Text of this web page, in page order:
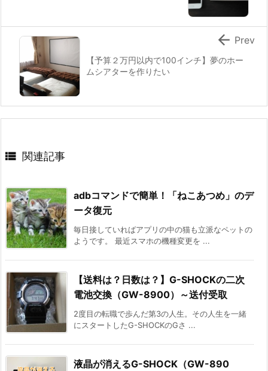
【予算２万円以内で100インチ】夢のホー
ムシアターを作りたい
 Prev
 関連記事
adbコマンドで簡単！「ねこあつめ」のデ
ータ復元
毎日接していればアプリの中の猫も立派なペットの
ようです。 最近スマホの機種変更を ...
【送料は？日数は？】G-SHOCKの二次
電池交換（GW-8900）～送付受取
2度目の転職で歩んだ第3の人生。その人生を一緒
にスタートしたG-SHOCKのGさ ...
液晶が消えるG-SHOCK（GW-890